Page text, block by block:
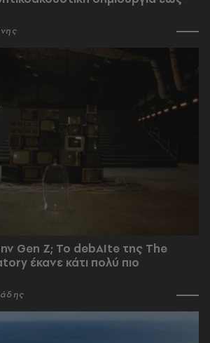
Gen Z; Το debAIte της The
έκανε κάτι πολύ πιο